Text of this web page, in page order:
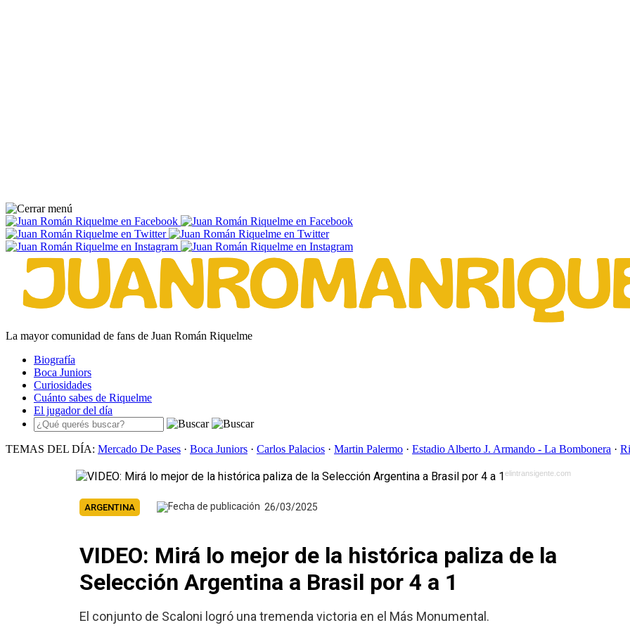
La mayor comunidad de fans de Juan Román Riquelme
Biografía
Boca Juniors
Curiosidades
Cuánto sabes de Riquelme
El jugador del día
TEMAS DEL DÍA: Mercado De Pases · Boca Juniors · Carlos Palacios · Martin Palermo · Estadio Alberto J. Armando - La Bombonera ·
elintransigente.com
ARGENTINA 26/03/2025
VIDEO: Mirá lo mejor de la histórica paliza de la
Selección Argentina a Brasil por 4 a 1
El conjunto de Scaloni logró una tremenda victoria en el Más Monumental.